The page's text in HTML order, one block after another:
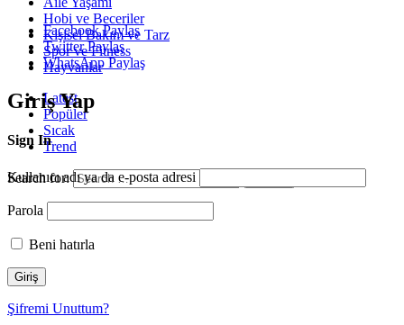
Hobi ve Beceriler
Kişisel Bakım ve Tarz
Spor ve Fitness
Hayvanlar
Latest
Popüler
Sıcak
Trend
Search for:
Facebook Paylaş
Twitter Paylaş
WhatsApp Paylaş
Giriş Yap
Sign In
Kullanıcı adı ya da e-posta adresi
Parola
Beni hatırla
Şifremi Unuttum?